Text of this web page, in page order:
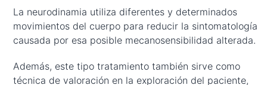
La neurodinamia utiliza diferentes y determinados
movimientos del cuerpo para reducir la sintomatología
causada por esa posible mecanosensibilidad alterada.
Además, este tipo tratamiento también sirve como
técnica de valoración en la exploración del paciente,